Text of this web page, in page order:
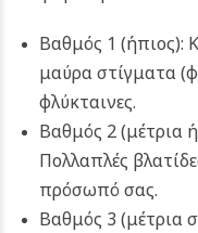
Βαθμός 1 (ήπιος):
μαύρα στίγματα
φλύκταινες.
Βαθμός 2 (μέτρια
Πολλαπλές
πρόσωπό σας.
Βαθμός 3 (μέτρια